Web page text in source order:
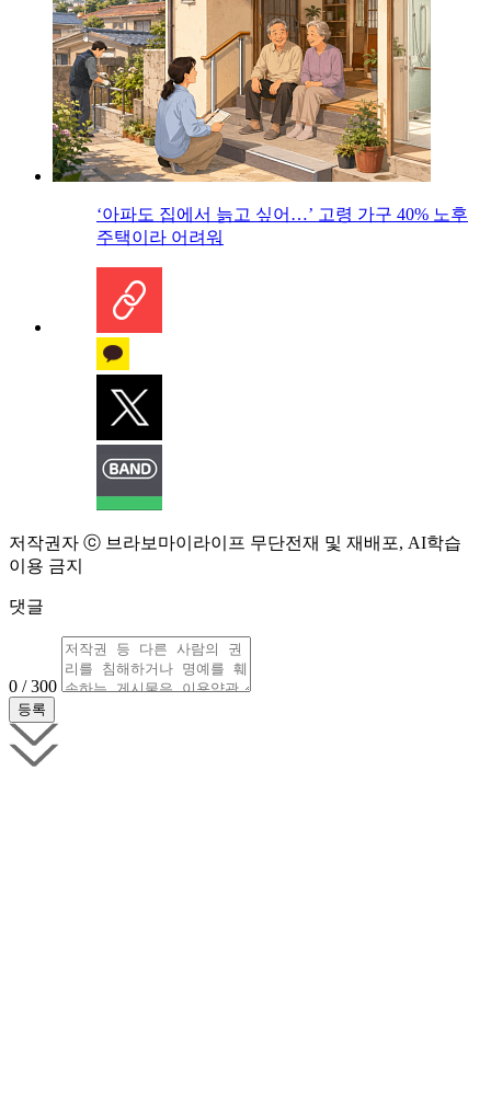
‘아파도 집에서 늙고 싶어…’ 고령 가구 40% 노후
주택이라 어려워
저작권자 ⓒ 브라보마이라이프 무단전재 및 재배포, AI학습
이용 금지
댓글
0 / 300